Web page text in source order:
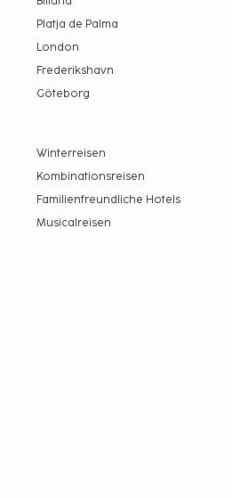
Platja de Palma
London
Frederikshavn
Göteborg
Winterreisen
Kombinationsreisen
Familienfreundliche Hotels
Musicalreisen